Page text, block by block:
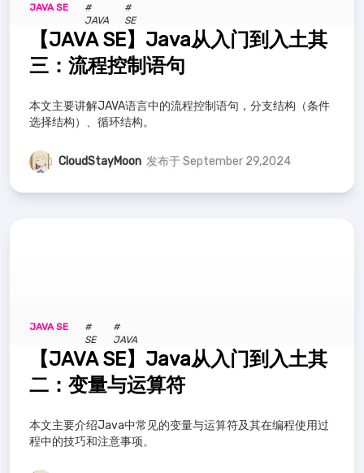
JAVA SE
#
JAVA
#
SE
【JAVA SE】Java从入门到入土其
三：流程控制语句
本文主要讲解JAVA语言中的流程控制语句，分支结构（条件
选择结构）、循环结构。
CloudStayMoon 发布于 September 29,2024
JAVA SE
#
SE
#
JAVA
【JAVA SE】Java从入门到入土其
二：变量与运算符
本文主要介绍Java中常见的变量与运算符及其在编程使用过
程中的技巧和注意事项。